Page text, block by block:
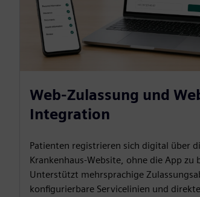
Web-Zulassung und
Integration
Patienten registrieren sich digital über
Krankenhaus-Website, ohne die App zu
Unterstützt mehrsprachige
konfigurierbare Servicelinien und